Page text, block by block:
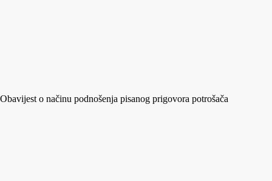
Obavijest o načinu podnošenja pisanog prigovora potrošača